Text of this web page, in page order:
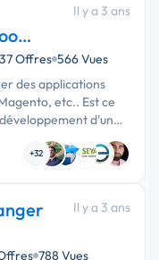
Il y a 3 ans
37 Offres 566 Vues
des applications
etc.. Est ce
d'un
plug-ins pour …
+32
Il y a 3 ans
788 Vues